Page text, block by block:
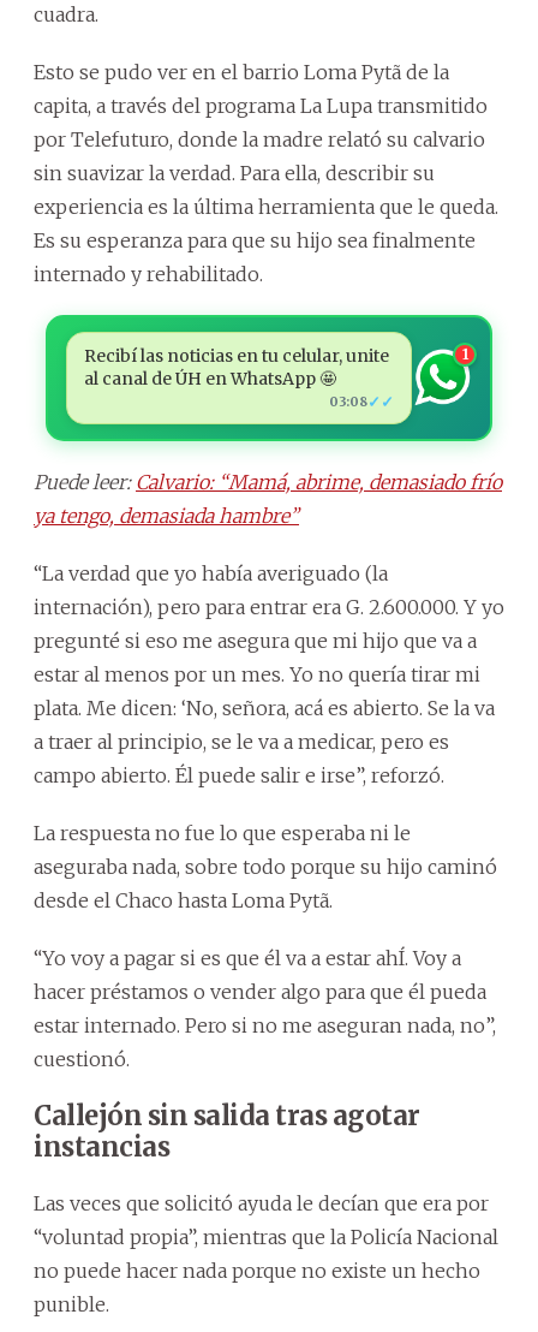
cuadra.
Esto se pudo ver en el barrio Loma Pytã de la
capita, a través del programa La Lupa transmitido
por Telefuturo, donde la madre relató su calvario
sin suavizar la verdad. Para ella, describir su
experiencia es la última herramienta que le queda.
Es su esperanza para que su hijo sea finalmente
internado y rehabilitado.
Recibí las noticias en tu celular, unite
al canal de ÚH en WhatsApp 🤩
03:08✓✓
1
Puede leer: Calvario: “Mamá, abrime, demasiado frío
ya tengo, demasiada hambre”
“La verdad que yo había averiguado (la
internación), pero para entrar era G. 2.600.000. Y yo
pregunté si eso me asegura que mi hijo que va a
estar al menos por un mes. Yo no quería tirar mi
plata. Me dicen: ‘No, señora, acá es abierto. Se la va
a traer al principio, se le va a medicar, pero es
campo abierto. Él puede salir e irse”, reforzó.
La respuesta no fue lo que esperaba ni le
aseguraba nada, sobre todo porque su hijo caminó
desde el Chaco hasta Loma Pytã.
“Yo voy a pagar si es que él va a estar ahÍ. Voy a
hacer préstamos o vender algo para que él pueda
estar internado. Pero si no me aseguran nada, no”,
cuestionó.
Callejón sin salida tras agotar
instancias
Las veces que solicitó ayuda le decían que era por
“voluntad propia”, mientras que la Policía Nacional
no puede hacer nada porque no existe un hecho
punible.